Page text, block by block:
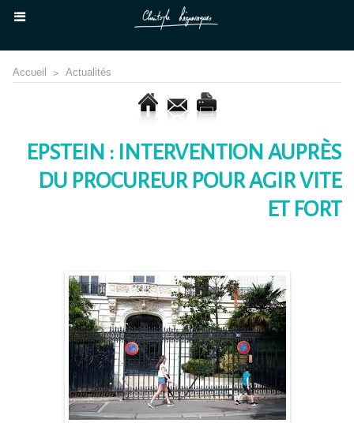
Accueil > Actualités
EPSTEIN : INTERVENTION AUPRÈS
DU PROCUREUR POUR AGIR VITE
ET FORT